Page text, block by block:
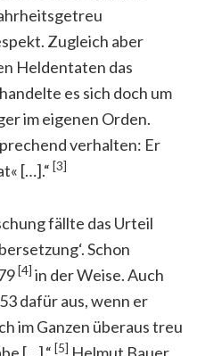
Zugleich aber
Heldentaten das
es sich doch um
im eigenen Orden.
verhalten: Er
[…].“ [3]
fällte das Urteil
Schon
[4] in der Weise. Auch
dafür aus, wenn er
im Ganzen überaus treu
[5]